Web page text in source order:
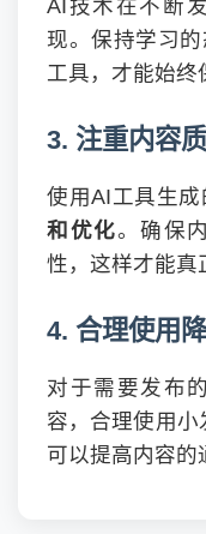
AI技术在不断
现。保持学习
工具，才能始终
3. 注重内容
使用AI工具生
和优化。确保
性，这样才能真
4. 合理使用
对于需要发布
容，合理使用小
可以提高内容的